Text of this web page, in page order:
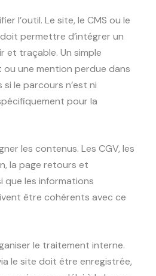
l’outil. Le site, le CMS ou le
permettre d’intégrer un
et traçable. Un simple
une mention perdue dans
le parcours n’est ni
pour la
les contenus. Les CGV, les
la page retours et
que les informations
être cohérents avec ce
le traitement interne.
le site doit être enregistrée,